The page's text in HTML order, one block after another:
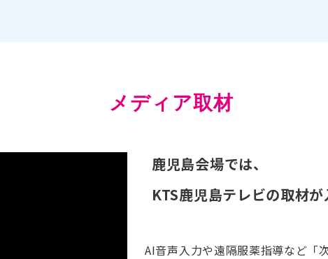
メディア取材
鹿児島会場では、
KTS鹿児島テレビの取材が
AI音声入力や遠隔服薬指導など「